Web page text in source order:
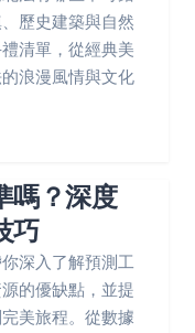
歷史建築與自然
清單，從經典美
浪漫風情與文化
嗎？深度
巧
深入了解預測工
的優缺點，並提
美旅程。從數據